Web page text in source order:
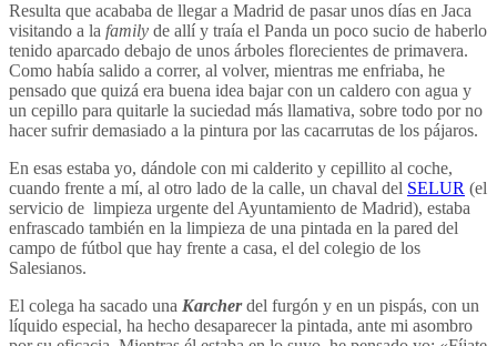
Resulta que acababa de llegar a Madrid de pasar unos días en Jaca
visitando a la family de allí y traía el Panda un poco sucio de haberlo
tenido aparcado debajo de unos árboles florecientes de primavera.
Como había salido a correr, al volver, mientras me enfriaba, he
pensado que quizá era buena idea bajar con un caldero con agua y
un cepillo para quitarle la suciedad más llamativa, sobre todo por no
hacer sufrir demasiado a la pintura por las cacarrutas de los pájaros.
En esas estaba yo, dándole con mi calderito y cepillito al coche,
cuando frente a mí, al otro lado de la calle, un chaval del SELUR (el
servicio de limpieza urgente del Ayuntamiento de Madrid), estaba
enfrascado también en la limpieza de una pintada en la pared del
campo de fútbol que hay frente a casa, el del colegio de los
Salesianos.
El colega ha sacado una Karcherdel furgón y en un pispás, con un
líquido especial, ha hecho desaparecer la pintada, ante mi asombro